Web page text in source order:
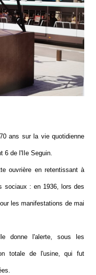
ans sur la vie quotidienne
6 de l'IIe Seguin.
ouvrière en retentissant à
sociaux : en 1936, lors des
les manifestations de mai
donne l'alerte, sous les
totale de l'usine, qui fut